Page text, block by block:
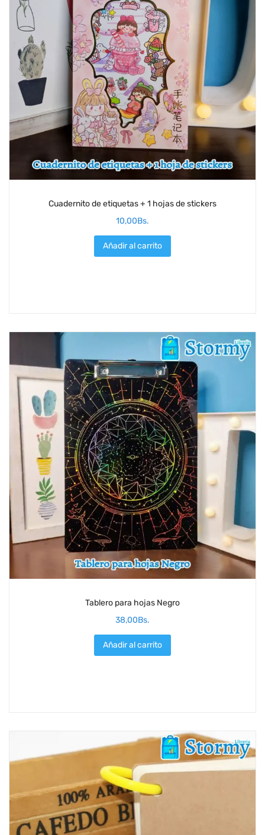
Cuadernito de etiquetas + 1 hojas de stickers
10,00Bs.
Añadir al carrito
Tablero para hojas Negro
38,00Bs.
Añadir al carrito